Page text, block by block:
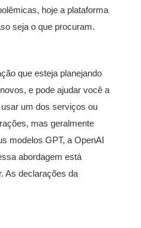
hoje a plataforma
seja o que procuram.
que esteja planejando
e pode ajudar você a
um dos serviços ou
mas geralmente
modelos GPT, a OpenAI
abordagem está
As declarações da